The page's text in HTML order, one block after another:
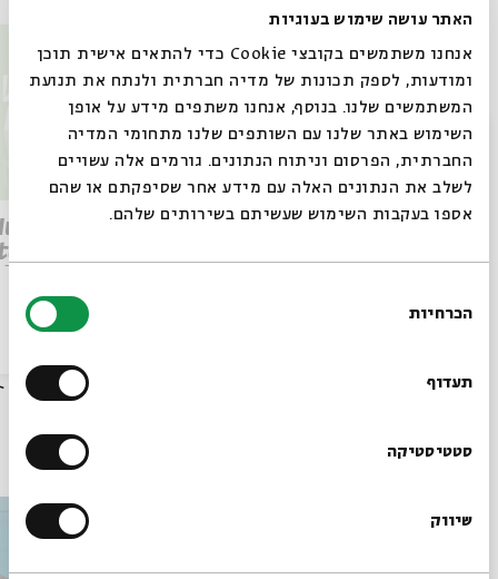
האתר עושה שימוש בעוגיות
אנחנו משתמשים בקובצי Cookie כדי להתאים אישית תוכן
ומודעות, לספק תכונות של מדיה חברתית ולנתח את תנועת
המשתמשים שלנו. בנוסף, אנחנו משתפים מידע על אופן
השימוש באתר שלנו עם השותפים שלנו מתחומי המדיה
החברתית, הפרסום וניתוח הנתונים. גורמים אלה עשויים
לשלב את הנתונים האלה עם מידע אחר שסיפקתם או שהם
אספו בעקבות השימוש שעשיתם בשירותים שלהם.
הסכמה
הכרחיות
תעדוף
סטטיסטיקה
שיווק
Parashat Re’eh – To See
סגור